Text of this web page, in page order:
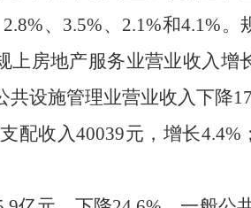
2.8%、 3.5%、 2.1%和4.1%。
上房地产服务业营业收入增
共设施管理业营业收入下降
配收入40039元，增长4.4%